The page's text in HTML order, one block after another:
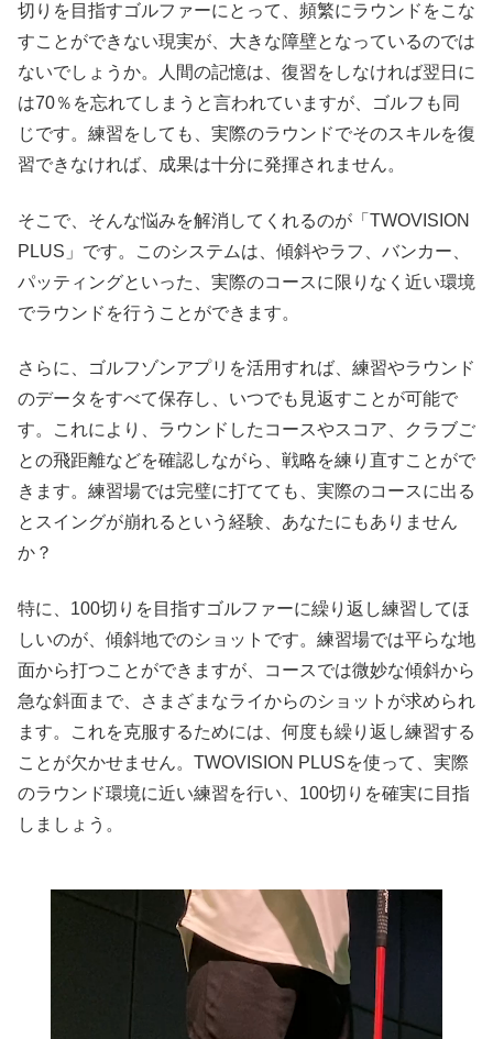
切りを目指すゴルファーにとって、頻繁にラウンドをこな
すことができない現実が、大きな障壁となっているのでは
ないでしょうか。人間の記憶は、復習をしなければ翌日に
は70％を忘れてしまうと言われていますが、ゴルフも同
じです。練習をしても、実際のラウンドでそのスキルを復
習できなければ、成果は十分に発揮されません。
そこで、そんな悩みを解消してくれるのが「TWOVISION
PLUS」です。このシステムは、傾斜やラフ、バンカー、
パッティングといった、実際のコースに限りなく近い環境
でラウンドを行うことができます。
さらに、ゴルフゾンアプリを活用すれば、練習やラウンド
のデータをすべて保存し、いつでも見返すことが可能で
す。これにより、ラウンドしたコースやスコア、クラブご
との飛距離などを確認しながら、戦略を練り直すことがで
きます。練習場では完璧に打てても、実際のコースに出る
とスイングが崩れるという経験、あなたにもありません
か？
特に、100切りを目指すゴルファーに繰り返し練習してほ
しいのが、傾斜地でのショットです。練習場では平らな地
面から打つことができますが、コースでは微妙な傾斜から
急な斜面まで、さまざまなライからのショットが求められ
ます。これを克服するためには、何度も繰り返し練習する
ことが欠かせません。TWOVISION PLUSを使って、実際
のラウンド環境に近い練習を行い、100切りを確実に目指
しましょう。